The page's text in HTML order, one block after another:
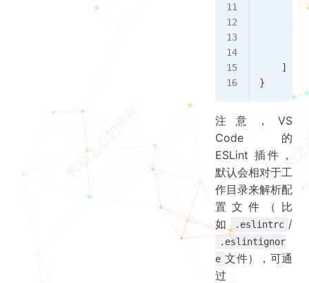
        {
    ]
}
注意，VS
Code 的
ESLint 插件，
默认会相对于工
作目录来解析配
置文件（比
如
.eslintrc /
.eslintignor
e 文件），可通
过